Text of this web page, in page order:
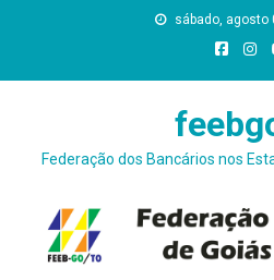
sábado, agosto
Federação dos Bancários nos